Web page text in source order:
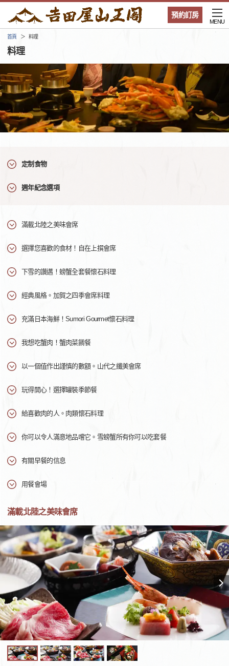
預約訂房
MENU
首頁 料理
料理
定制食物
週年紀念選項
滿載北陸之美味會席
選擇您喜歡的食材！自在上撰會席
下雪的讚邁！螃蟹全套餐懷石料理
經典風格。加賀之四季會席料理
充滿日本海鮮！Sumori Gourmet懷石料理
我想吃蟹肉！蟹肉菜餚餐
以一個值作出謹慎的數額。山代之纖美會席
玩得開心！選擇罐裝季節餐
給喜歡肉的人。肉類懷石料理
你可以令人滿意地品嚐它。雪螃蟹所有你可以吃套餐
有關早餐的信息
用餐會場
滿載北陸之美味會席